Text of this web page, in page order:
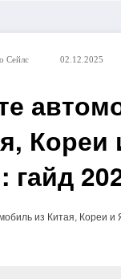
Сейлс 02.12.2025
Кореи